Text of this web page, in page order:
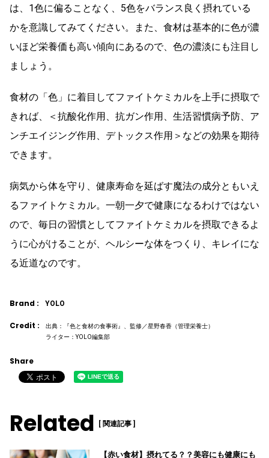
は、1色に偏ることなく、5色をバランス良く摂れている
かを意識してみてください。また、食材は基本的に色が濃
いほど栄養価も高い傾向にあるので、色の濃淡にも注目し
ましょう。
食材の「色」に着目してファイトケミカルを上手に摂取で
きれば、＜抗酸化作用、抗ガン作用、生活習慣病予防、ア
ンチエイジング作用、デトックス作用＞などの効果を期待
できます。
病気から体を守り、健康寿命を延ばす魔法の成分ともいえ
るファイトケミカル。一朝一夕で健康になるわけではない
ので、毎日の習慣としてファイトケミカルを摂取できるよ
うに心がけることが、ヘルシーな体をつくり、キレイにな
る近道なのです。
Brand : YOLO
Credit :
出典：『色と食材の食事術』、監修／星野春香（管理栄養士）
ライター：YOLO編集部
Share
Related [ 関連記事 ]
【赤い食材】摂れてる？？美容にも健康にも